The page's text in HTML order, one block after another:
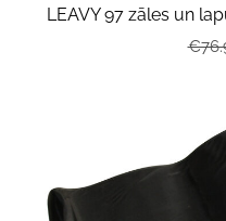
LEAVY 97 zāles un